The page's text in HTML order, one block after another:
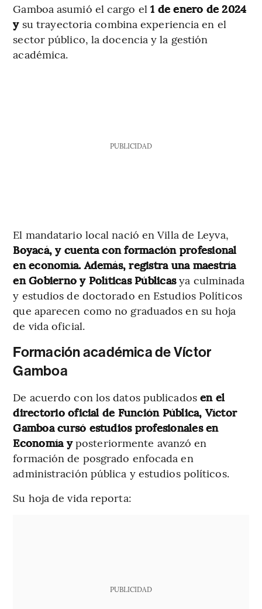
Gamboa asumió el cargo el 1 de enero de 2024
y su trayectoria combina experiencia en el
sector público, la docencia y la gestión
académica.
PUBLICIDAD
El mandatario local nació en Villa de Leyva,
Boyacá, y cuenta con formación profesional
en economía. Además, registra una maestría
en Gobierno y Políticas Públicasya culminada
y estudios de doctorado en Estudios Políticos
que aparecen como no graduados en su hoja
de vida oficial.
Formación académica de Víctor
Gamboa
De acuerdo con los datos publicados en el
directorio oficial de Función Pública, Víctor
Gamboa cursó estudios profesionales en
Economía yposteriormente avanzó en
formación de posgrado enfocada en
administración pública y estudios políticos.
Su hoja de vida reporta:
PUBLICIDAD